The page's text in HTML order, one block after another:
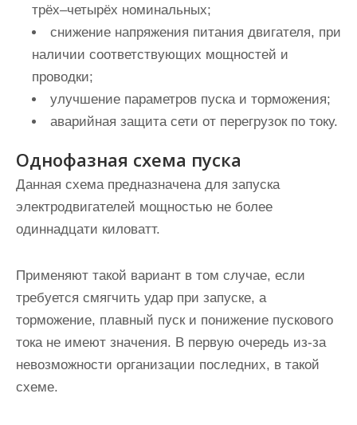
трёх–четырёх номинальных;
снижение напряжения питания двигателя, при
наличии соответствующих мощностей и
проводки;
улучшение параметров пуска и торможения;
аварийная защита сети от перегрузок по току.
Однофазная схема пуска
Данная схема предназначена для запуска
электродвигателей мощностью не более
одиннадцати киловатт.
Применяют такой вариант в том случае, если
требуется смягчить удар при запуске, а
торможение, плавный пуск и понижение пускового
тока не имеют значения. В первую очередь из-за
невозможности организации последних, в такой
схеме.